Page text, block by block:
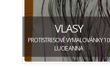
VLASY
PROTISTRESOVÉ VYMALOVÁNKY 10
LUCIE ANNA